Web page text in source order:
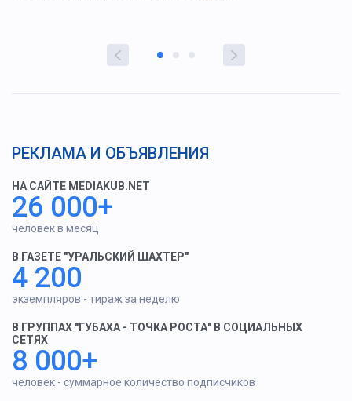
РЕКЛАМА И ОБЪЯВЛЕНИЯ
НА САЙТЕ MEDIAKUB.NET
26 000+
человек в месяц
В ГАЗЕТЕ "УРАЛЬСКИЙ ШАХТЕР"
4 200
экземпляров - тираж за неделю
В ГРУППАХ "ГУБАХА - ТОЧКА РОСТА" В СОЦИАЛЬНЫХ
СЕТЯХ
8 000+
человек - суммарное количество подписчиков